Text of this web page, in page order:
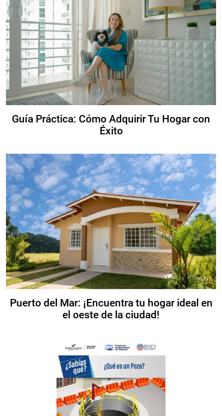
Guía Práctica: Cómo Adquirir Tu Hogar con
Éxito
Puerto del Mar: ¡Encuentra tu hogar ideal en
el oeste de la ciudad!